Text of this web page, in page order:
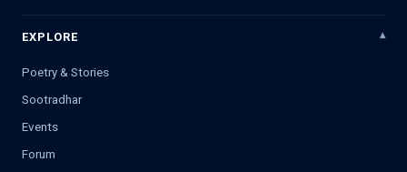
EXPLORE
Poetry & Stories
Sootradhar
Events
Forum